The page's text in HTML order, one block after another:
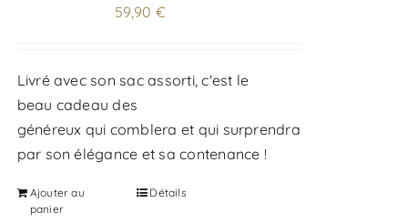
59,90 €
Livré avec son sac assorti, c'est le
beau cadeau des
généreux qui comblera et qui surprendra
par son élégance et sa contenance !
Ajouter au
panier
Détails